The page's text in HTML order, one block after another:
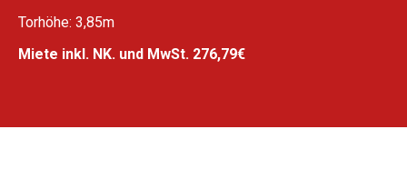
Torhöhe: 3,85m
Miete inkl. NK. und MwSt. 276,79€